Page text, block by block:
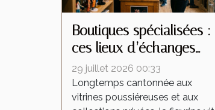
Boutiques spécialisées :
ces lieux d’échanges
qui transforment la
culture de la figurine
29 juillet 2026 00:33
Longtemps cantonnée aux
vitrines poussiéreuses et aux